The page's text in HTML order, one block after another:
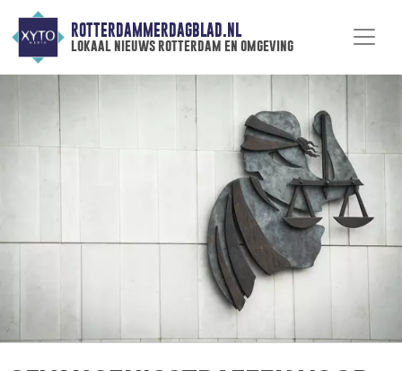
ROTTERDAMMERDAGBLAD.NL
lokaal nieuws rotterdam en omgeving